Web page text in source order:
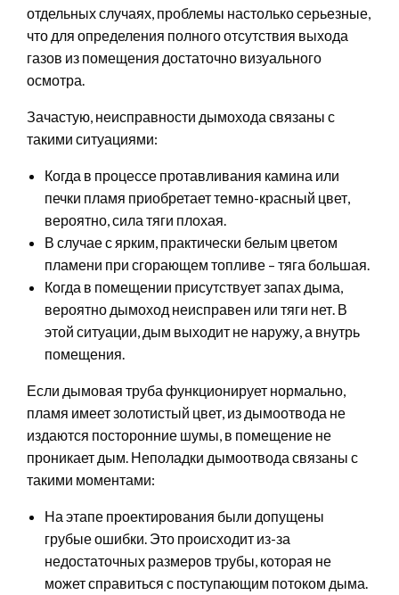
отдельных случаях, проблемы настолько серьезные,
что для определения полного отсутствия выхода
газов из помещения достаточно визуального
осмотра.
Зачастую, неисправности дымохода связаны с
такими ситуациями:
Когда в процессе протавливания камина или
печки пламя приобретает темно-красный цвет,
вероятно, сила тяги плохая.
В случае с ярким, практически белым цветом
пламени при сгорающем топливе – тяга большая.
Когда в помещении присутствует запах дыма,
вероятно дымоход неисправен или тяги нет. В
этой ситуации, дым выходит не наружу, а внутрь
помещения.
Если дымовая труба функционирует нормально,
пламя имеет золотистый цвет, из дымоотвода не
издаются посторонние шумы, в помещение не
проникает дым. Неполадки дымоотвода связаны с
такими моментами:
На этапе проектирования были допущены
грубые ошибки. Это происходит из-за
недостаточных размеров трубы, которая не
может справиться с поступающим потоком дыма.